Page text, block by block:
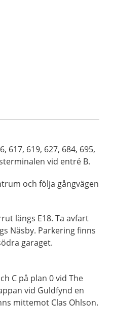
617, 619, 627, 684, 695,
vid entré B.
och följa gångvägen
längs E18. Ta avfart
Näsby. Parkering finns
garaget.
C på plan 0 vid The
vid Guldfynd en
mittemot Clas Ohlson.